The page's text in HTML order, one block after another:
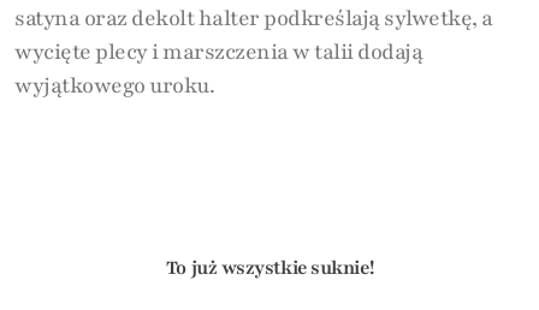
satyna oraz dekolt halter podkreślają sylwetkę, a
wycięte plecy i marszczenia w talii dodają
wyjątkowego uroku.
To już wszystkie suknie!